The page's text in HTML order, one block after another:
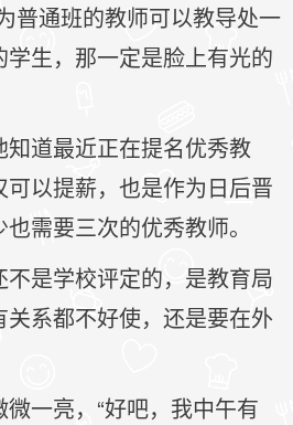
普通班的教师可以教导处一
生，那一定是脸上有光的
道最近正在提名优秀教
以提薪，也是作为日后晋
需要三次的优秀教师。
是学校评定的，是教育局
系都不好使，还是要在外
一亮，“好吧，我中午有